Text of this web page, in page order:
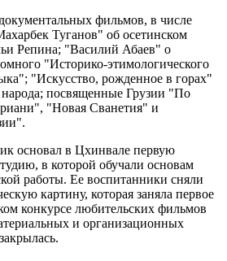
фильмов, в числе
Туганов" об осетинском
Репина; "Василий Абаев" о
"Историко-этимологического
"Искусство, рожденное в горах"
народа; посвященные Грузии "По
"Новая Сванетия" и
основал в Цхинвале первую
в которой обучали основам
работы. Ее воспитанники сняли
картину, которая заняла первое
конкурсе любительских фильмов
и организационных